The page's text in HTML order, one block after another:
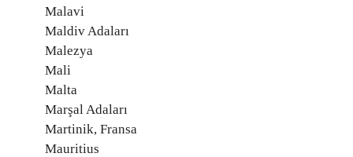
Malavi
Maldiv Adaları
Malezya
Mali
Malta
Marşal Adaları
Martinik, Fransa
Mauritius